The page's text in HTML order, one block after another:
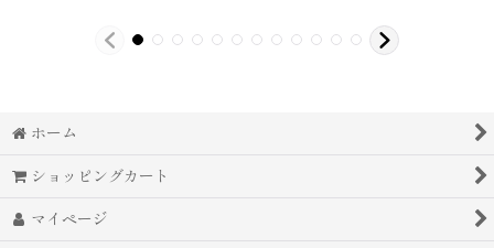
ホーム
ショッピングカート
マイページ